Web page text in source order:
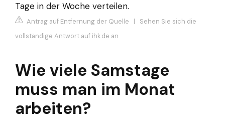
Tage in der Woche verteilen.
Antrag auf Entfernung der Quelle | Sehen Sie sich die
vollständige Antwort auf ihk.de an
Wie viele Samstage
muss man im Monat
arbeiten?